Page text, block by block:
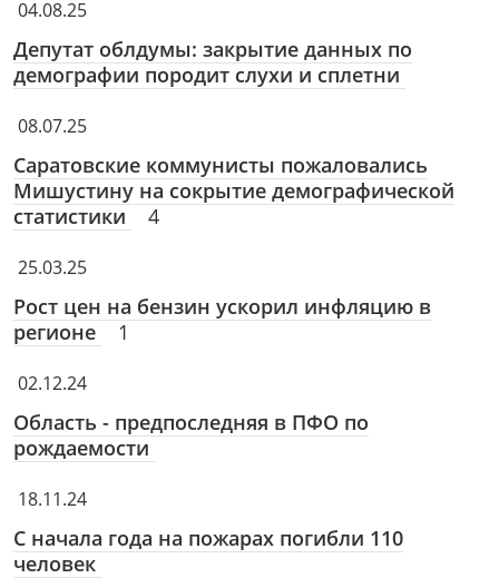
04.08.25
Депутат облдумы: закрытие данных по
демографии породит слухи и сплетни
08.07.25
Саратовские коммунисты пожаловались
Мишустину на сокрытие демографической
статистики
4
25.03.25
Рост цен на бензин ускорил инфляцию в
регионе
1
02.12.24
Область - предпоследняя в ПФО по
рождаемости
18.11.24
С начала года на пожарах погибли 110
человек